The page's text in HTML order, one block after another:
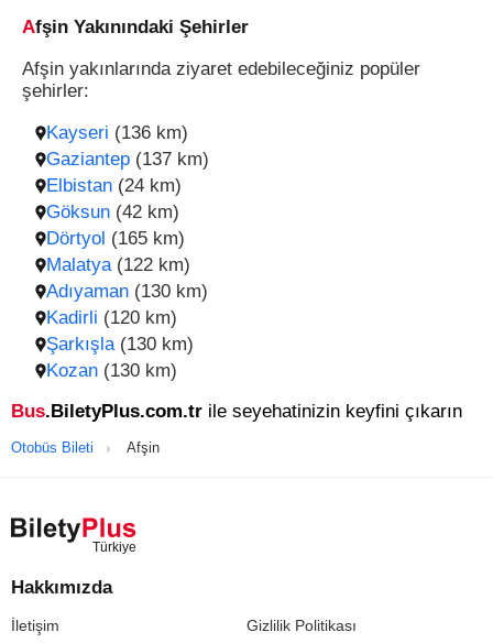
Afşin Yakınındaki Şehirler
Afşin yakınlarında ziyaret edebileceğiniz popüler
şehirler:
Kayseri (136 km)
Malatya(122 km)
Gaziantep (137 km)
Adıyaman (130 km)
Elbistan (24 km)
Kadirli (120 km)
Göksun (42 km)
Şarkışla(130 km)
Dörtyol (165 km)
Kozan (130 km)
Bus.BiletyPlus.com.tr ile seyehatinizin keyfini çıkarın
Otobüs Bileti Afşin
Hakkımızda
İletişim Gizlilik Politikası